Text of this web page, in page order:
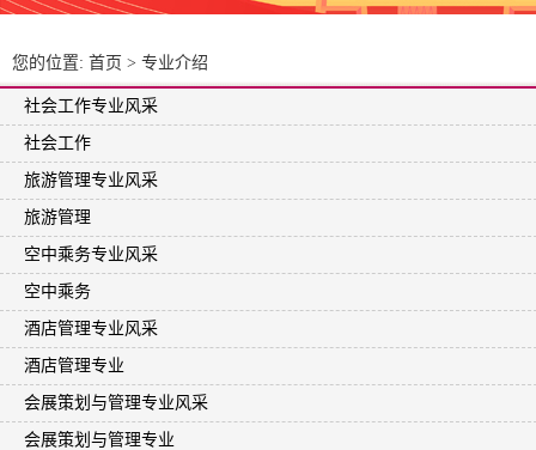
您的位置: 首页 > 专业介绍
社会工作专业风采
社会工作
旅游管理专业风采
旅游管理
空中乘务专业风采
空中乘务
酒店管理专业风采
酒店管理专业
会展策划与管理专业风采
会展策划与管理专业